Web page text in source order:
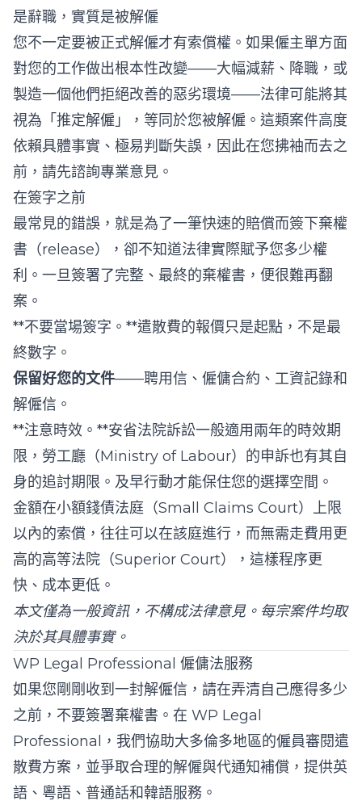
是辭職，實質是被解僱
您不一定要被正式解僱才有索償權。如果僱主單方面
對您的工作做出根本性改變——大幅減薪、降職，或
製造一個他們拒絕改善的惡劣環境——法律可能將其
視為「推定解僱」，等同於您被解僱。這類案件高度
依賴具體事實、極易判斷失誤，因此在您拂袖而去之
前，請先諮詢專業意見。
在簽字之前
最常見的錯誤，就是為了一筆快速的賠償而簽下棄權
書（release），卻不知道法律實際賦予您多少權
利。一旦簽署了完整、最終的棄權書，便很難再翻
案。
**不要當場簽字。**遣散費的報價只是起點，不是最
終數字。
保留好您的文件——聘用信、僱傭合約、工資記錄和
解僱信。
**注意時效。**安省法院訴訟一般適用兩年的時效期
限，勞工廳（Ministry of Labour）的申訴也有其自
身的追討期限。及早行動才能保住您的選擇空間。
金額在小額錢債法庭（Small Claims Court）上限
以內的索償，往往可以在該庭進行，而無需走費用更
高的高等法院（Superior Court），這樣程序更
快、成本更低。
本文僅為一般資訊，不構成法律意見。每宗案件均取
決於其具體事實。
WP Legal Professional 僱傭法服務
如果您剛剛收到一封解僱信，請在弄清自己應得多少
之前，不要簽署棄權書。在 WP Legal
Professional
，我們協助大多倫多地區的僱員審閱遣
散費方案，並爭取合理的解僱與代通知補償，提供英
語、粵語、普通話和韓語服務。